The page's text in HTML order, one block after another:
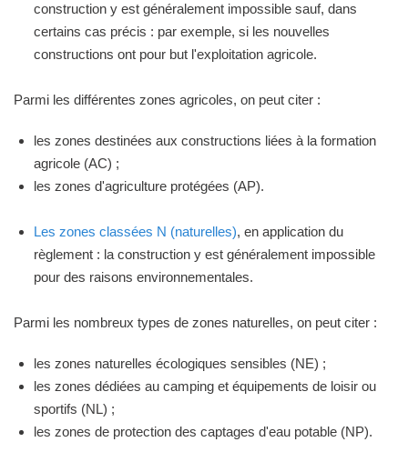
construction y est généralement impossible sauf, dans
certains cas précis : par exemple, si les nouvelles
constructions ont pour but l'exploitation agricole.
Parmi les différentes zones agricoles, on peut citer :
les zones destinées aux constructions liées à la formation
agricole (AC) ;
les zones d'agriculture protégées (AP).
Les zones classées N (naturelles), en application du
règlement : la construction y est généralement impossible
pour des raisons environnementales.
Parmi les nombreux types de zones naturelles, on peut citer :
les zones naturelles écologiques sensibles (NE) ;
les zones dédiées au camping et équipements de loisir ou
sportifs (NL) ;
les zones de protection des captages d'eau potable (NP).